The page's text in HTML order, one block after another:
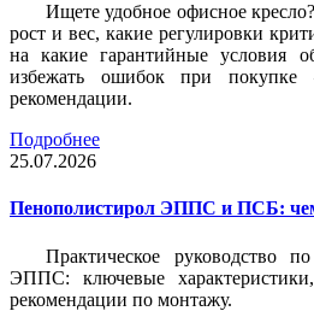
Ищете удобное офисное
рост и вес, какие регулировки
на какие гарантийные условия
избежать ошибок при покупке
рекомендации.
Подробнее
25.07.2026
Пенополистирол ЭППС и ПСБ:
Практическое
ЭППС: ключевые
рекомендации по монтажу.